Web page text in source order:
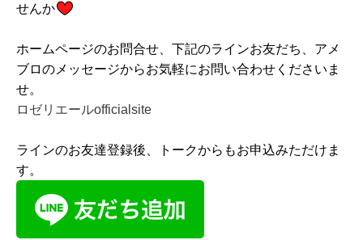
せんか
ホームページのお問合せ、下記のラインお友だち、アメ
ブロのメッセージからお気軽にお問い合わせくださいま
せ。
ロゼリエールofficialsite
ラインのお友達登録後、トークからもお申込みただけま
す。